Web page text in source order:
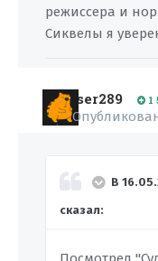
режиссера и
Сиквелы я
ser289 1
В
сказал: